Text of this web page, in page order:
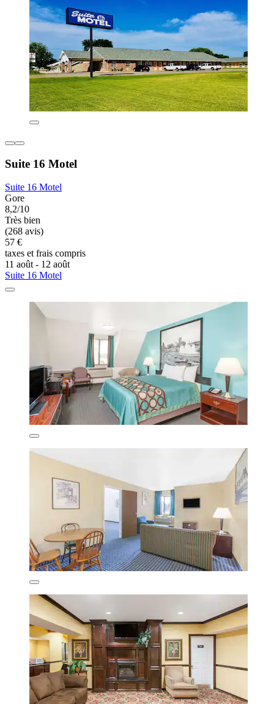
Suite 16 Motel
Suite 16 Motel
Gore
8,2/10
Très bien
(268 avis)
57 €
taxes et frais compris
11 août - 12 août
Suite 16 Motel